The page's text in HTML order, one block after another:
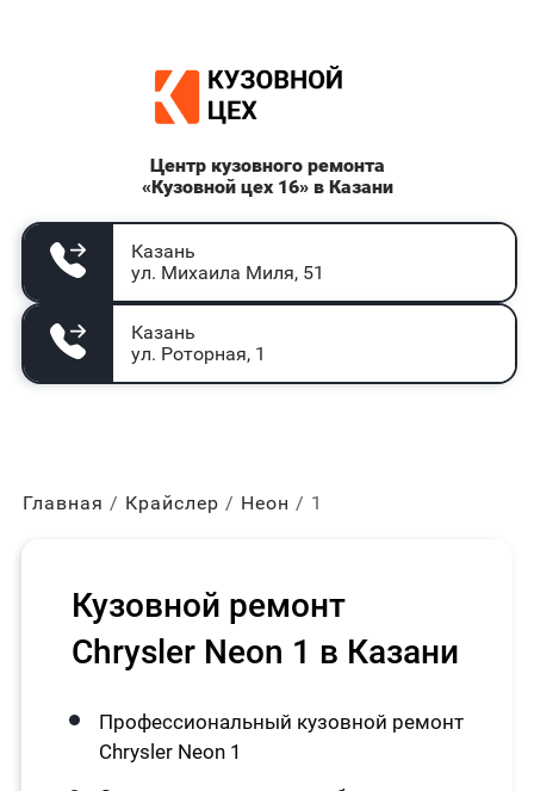
Центр кузовного ремонта
«Кузовной цех 16» в Казани
Казань
ул. Михаила Миля, 51
Казань
ул. Роторная, 1
Главная Крайслер Неон 1
Кузовной ремонт
Chrysler Neon 1 в Казани
Профессиональный кузовной ремонт
Chrysler Neon 1